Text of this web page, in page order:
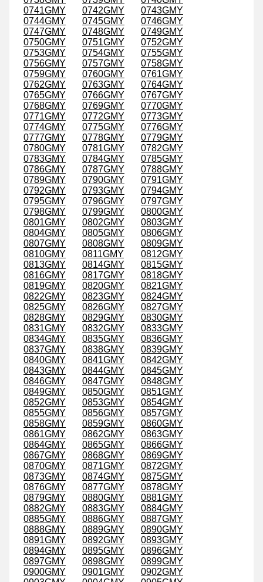
0741GMY
0742GMY
0743GMY
0744GMY
0745GMY
0746GMY
0747GMY
0748GMY
0749GMY
0750GMY
0751GMY
0752GMY
0753GMY
0754GMY
0755GMY
0756GMY
0757GMY
0758GMY
0759GMY
0760GMY
0761GMY
0762GMY
0763GMY
0764GMY
0765GMY
0766GMY
0767GMY
0768GMY
0769GMY
0770GMY
0771GMY
0772GMY
0773GMY
0774GMY
0775GMY
0776GMY
0777GMY
0778GMY
0779GMY
0780GMY
0781GMY
0782GMY
0783GMY
0784GMY
0785GMY
0786GMY
0787GMY
0788GMY
0789GMY
0790GMY
0791GMY
0792GMY
0793GMY
0794GMY
0795GMY
0796GMY
0797GMY
0798GMY
0799GMY
0800GMY
0801GMY
0802GMY
0803GMY
0804GMY
0805GMY
0806GMY
0807GMY
0808GMY
0809GMY
0810GMY
0811GMY
0812GMY
0813GMY
0814GMY
0815GMY
0816GMY
0817GMY
0818GMY
0819GMY
0820GMY
0821GMY
0822GMY
0823GMY
0824GMY
0825GMY
0826GMY
0827GMY
0828GMY
0829GMY
0830GMY
0831GMY
0832GMY
0833GMY
0834GMY
0835GMY
0836GMY
0837GMY
0838GMY
0839GMY
0840GMY
0841GMY
0842GMY
0843GMY
0844GMY
0845GMY
0846GMY
0847GMY
0848GMY
0849GMY
0850GMY
0851GMY
0852GMY
0853GMY
0854GMY
0855GMY
0856GMY
0857GMY
0858GMY
0859GMY
0860GMY
0861GMY
0862GMY
0863GMY
0864GMY
0865GMY
0866GMY
0867GMY
0868GMY
0869GMY
0870GMY
0871GMY
0872GMY
0873GMY
0874GMY
0875GMY
0876GMY
0877GMY
0878GMY
0879GMY
0880GMY
0881GMY
0882GMY
0883GMY
0884GMY
0885GMY
0886GMY
0887GMY
0888GMY
0889GMY
0890GMY
0891GMY
0892GMY
0893GMY
0894GMY
0895GMY
0896GMY
0897GMY
0898GMY
0899GMY
0900GMY
0901GMY
0902GMY